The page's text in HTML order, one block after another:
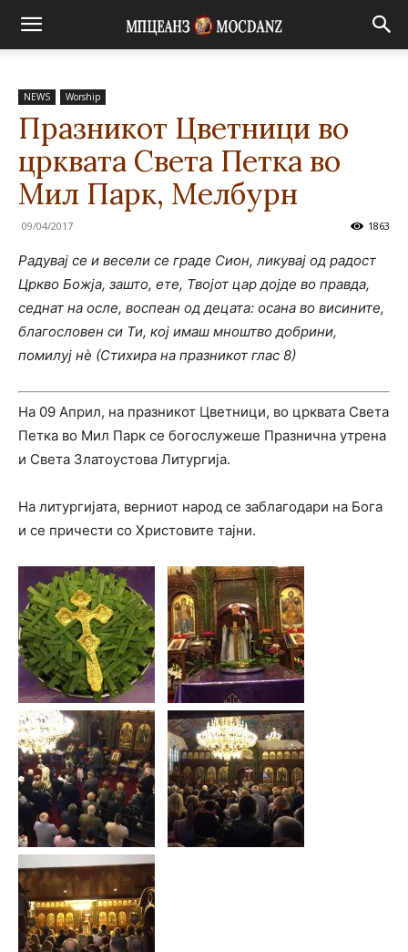
NEWS Worship
Празникот Цветници во
црквата Света Петка во
Мил Парк, Мелбурн
09/04/2017 1863
Радувај се и весели се граде Сион, ликувај од радост
Цркво Божја, зашто, ете, Твојот цар дојде во правда,
седнат на осле, воспеан од децата: осана во висините,
благословен си Ти, кој имаш мноштво добрини,
помилуј нѐ (Стихира на празникот глас 8)
На 09 Април, на празникот Цветници, во црквата Света
Петка во Мил Парк се богослужеше Празнична утрена
и Света Златоустова Литургија.
На литургијата, верниот народ се заблагодари на Бога
и се причести со Христовите тајни.